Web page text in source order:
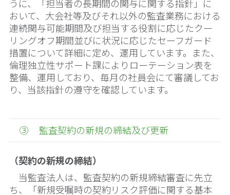
うに、「担当者の長期間の関与に関する指針」に
おいて、大会社等及びそれ以外の監査業務における
連続関与可能期間及び担当する役割に応じたクー
リングオフ期間並びに状況に応じたセーフガード
措置について詳細に定め、運用しています。また、
倫理独立性サポート課によりローテーション表を
整備、運用しており、毎月の社員会にて審議してお
り、当該指針の遵守を確認しています。
③ 監査契約の新規の締結及び更新
（契約の新規の締結）
当監査法人は、監査契約の新規締結審査に先立
ち、「新規受嘱時の契約リスク評価に関する基本